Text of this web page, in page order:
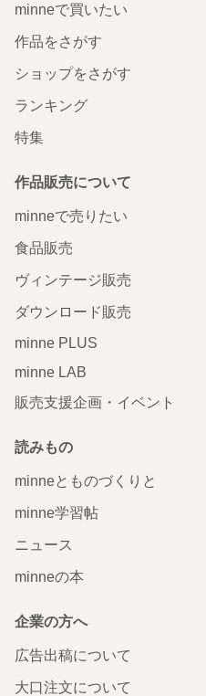
minneで買いたい
作品をさがす
ショップをさがす
ランキング
特集
作品販売について
minneで売りたい
食品販売
ヴィンテージ販売
ダウンロード販売
minne PLUS
minne LAB
販売支援企画・イベント
読みもの
minneとものづくりと
minne学習帖
ニュース
minneの本
企業の方へ
広告出稿について
大口注文について